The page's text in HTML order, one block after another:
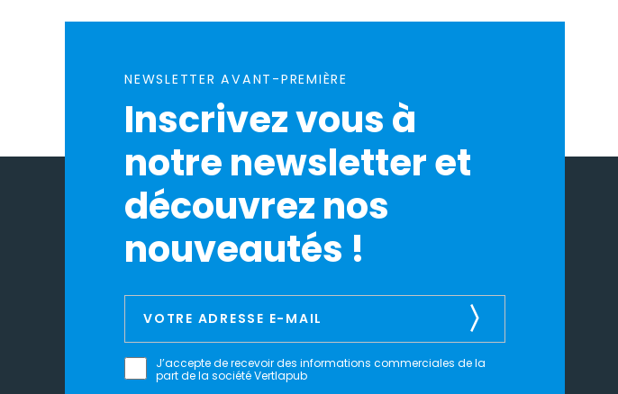
NEWSLETTER AVANT-PREMIÈRE
Inscrivez vous à
notre newsletter et
découvrez nos
nouveautés !
J’accepte de recevoir des informations commerciales de la
part de la société Vertlapub